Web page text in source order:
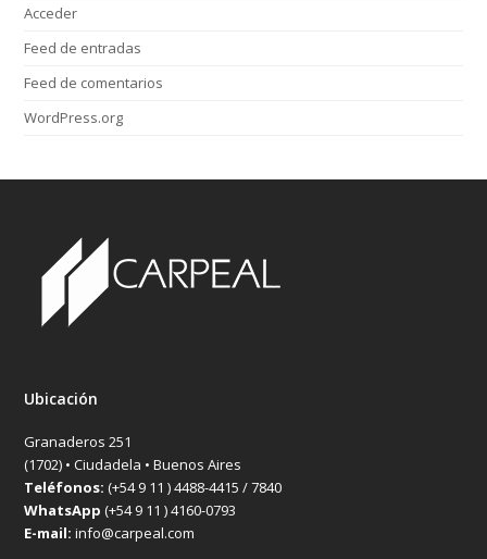
Acceder
Feed de entradas
Feed de comentarios
WordPress.org
Ubicación
Granaderos 251
(1702) • Ciudadela • Buenos Aires
Teléfonos:(+54 9 11 ) 4488-4415 / 7840
WhatsApp(+54 9 11 ) 4160-0793
E-mail: info@carpeal.com